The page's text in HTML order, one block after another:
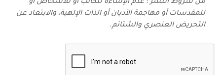
من شروط النشر : عدم الإساءة للكاتب أو للأشخاص أو
للمقدسات أو مهاجمة الأديان أو الذات الإلهية، والابتعاد عن
التحريض العنصري والشتائم‬.